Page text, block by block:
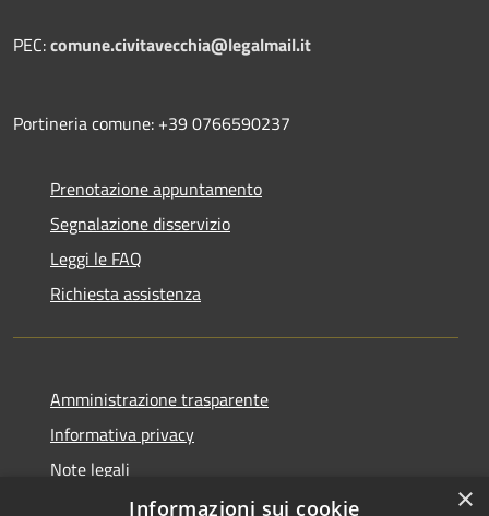
PEC:comune.civitavecchia@legalmail.it
Portineria comune: +39 0766590237
Prenotazione appuntamento
Segnalazione disservizio
Leggi le FAQ
Richiesta assistenza
Amministrazione trasparente
Informativa privacy
Note legali
Dichiarazione di accessibilità
×
Informazioni sui cookie